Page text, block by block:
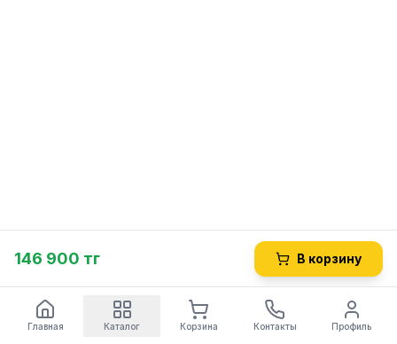
146 900 тг В корзину
Главная Каталог Корзина Контакты Профиль